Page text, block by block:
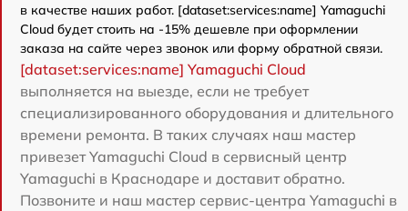
в качестве наших работ. [dataset:services:name] Yamaguchi
Cloud будет стоить на -15% дешевле при оформлении
заказа на сайте через звонок или форму обратной связи.
[dataset:services:name] Yamaguchi Cloud
выполняется на выезде, если не требует
специализированного оборудования и длительного
времени ремонта. В таких случаях наш мастер
привезет Yamaguchi Cloud в сервисный центр
Yamaguchi в Краснодаре и доставит обратно.
Позвоните и наш мастер сервис-центра Yamaguchi в